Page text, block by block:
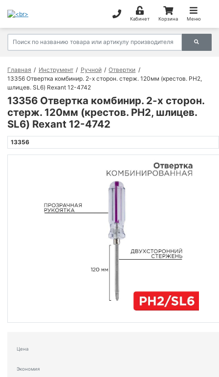
Кабинет Корзина Меню
Главная Инструмент Ручной
Отвертки
13356 Отвертка комбинир. 2-х сторон. стерж. 120мм (крестов. РН2,
шлицев. SL6) Rexant 12-4742
13356 Отвертка комбинир. 2-х сторон.
стерж. 120мм (крестов. РН2, шлицев.
SL6) Rexant 12-4742
13356
Цена
Экономия